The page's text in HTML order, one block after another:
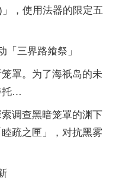
，使用法器的限定五
三界路飨祭」
罩。为了海祇岛的未
托…
调查黑暗笼罩的渊下
疏之匣」，对抗黑雾